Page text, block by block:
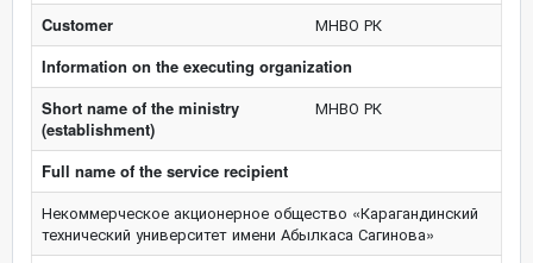
Customer
МНВО РК
Information on the executing organization
Short name of the ministry
(establishment)
МНВО РК
Full name of the service recipient
Некоммерческое акционерное общество «Карагандинский
технический университет имени Абылкаса Сагинова»